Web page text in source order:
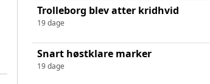
Trolleborg blev atter kridhvid
19 dage
Snart høstklare marker
19 dage